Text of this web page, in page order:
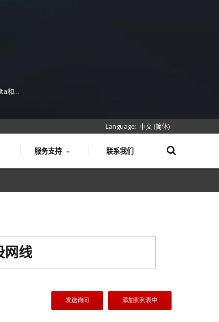
和
中文 (简体)
服务支持 联系我们
网线
发送询问 添加到列表中